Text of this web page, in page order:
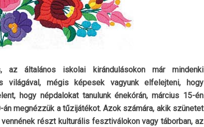
általános iskolai kirándulásokon már mindenki
világával, mégis képesek vagyunk elfelejteni, hogy
hogy népdalokat tanulunk énekórán, március 15-én
megnézzük a tűzijátékot. Azok számára, akik szünetet
részt kulturális fesztiválokon vagy táborban, az